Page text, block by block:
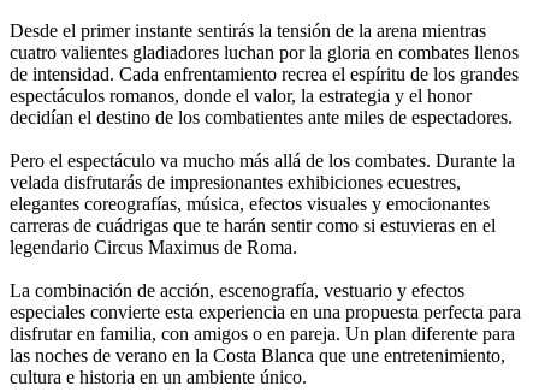
Desde el primer instante sentirás la tensión de la arena mientras
cuatro valientes gladiadores luchan por la gloria en combates llenos
de intensidad. Cada enfrentamiento recrea el espíritu de los grandes
espectáculos romanos, donde el valor, la estrategia y el honor
decidían el destino de los combatientes ante miles de espectadores.
Pero el espectáculo va mucho más allá de los combates. Durante la
velada disfrutarás de impresionantes exhibiciones ecuestres,
elegantes coreografías, música, efectos visuales y emocionantes
carreras de cuádrigas que te harán sentir como si estuvieras en el
legendario Circus Maximus de Roma.
La combinación de acción, escenografía, vestuario y efectos
especiales convierte esta experiencia en una propuesta perfecta para
disfrutar en familia, con amigos o en pareja. Un plan diferente para
las noches de verano en la Costa Blanca que une entretenimiento,
cultura e historia en un ambiente único.